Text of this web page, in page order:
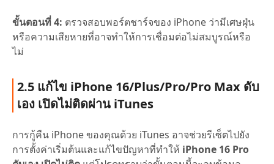
ขั้นตอนที่ 4: ตรวจสอบพอร์ตชาร์จของ iPhone ว่ามีเศษฝุ่น
หรือความเสียหายที่อาจทำให้การเชื่อมต่อไม่สมบูรณ์หรือ
ไม่
2.5 แก้ไข iPhone 16/Plus/Pro/Pro Max ดับ
เอง เปิดไม่ติดผ่าน iTunes
การกู้คืน iPhone ของคุณด้วย iTunes อาจช่วยรีเซ็ตไปยัง
การตั้งค่าเริ่มต้นและแก้ไขปัญหาที่ทำให้ iPhone 16 Pro